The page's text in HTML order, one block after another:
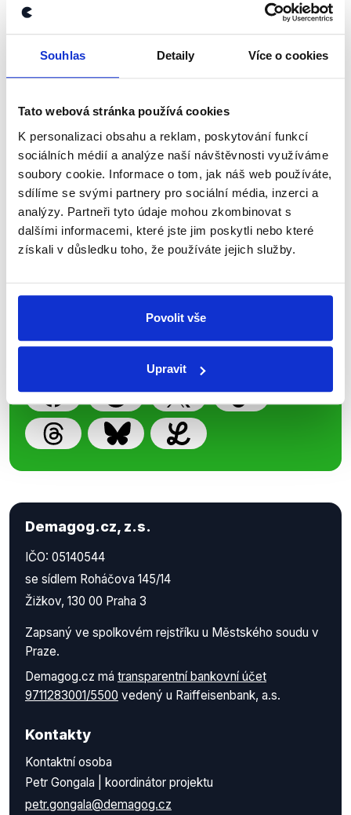
Souhlas Detaily Více o cookies
Tato webová stránka používá cookies
K personalizaci obsahu a reklam, poskytování funkcí
sociálních médií a analýze naší návštěvnosti využíváme
soubory cookie. Informace o tom, jak náš web používáte,
sdílíme se svými partnery pro sociální média, inzerci a
analýzy. Partneři tyto údaje mohou zkombinovat s
dalšími informacemi, které jste jim poskytli nebo které
získali v důsledku toho, že používáte jejich služby.
Povolit vše
Upravit
shrnutí nejzajímavějších článků a analýz.
Začněte nás odebírat, a mějte tak
nepravdy se zrovna v Česku šíří.
Sociální sítě
Nenechte si ujít nejnovější události
z Demagog.cz. Sdílením našich
Demagog.cz, z.s.
IČO: 05140544
se sídlem Roháčova 145/14
Žižkov, 130 00 Praha 3
Zapsaný ve spolkovém rejstříku u Městského soudu v
Praze.
Demagog.cz má transparentní bankovní účet
9711283001/5500 vedený u Raiffeisenbank, a.s.
Kontakty
Kontaktní osoba
Petr Gongala | koordinátor projektu
petr.gongala@demagog.cz